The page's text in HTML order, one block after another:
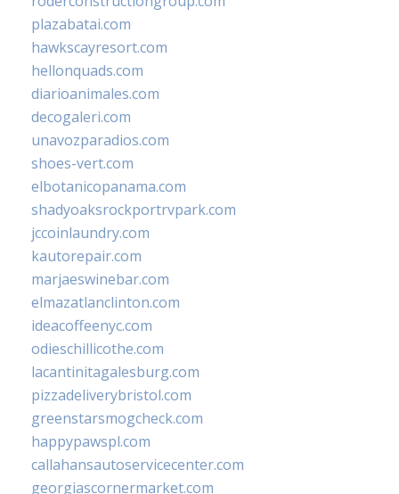
plazabatai.com
hawkscayresort.com
hellonquads.com
diarioanimales.com
decogaleri.com
unavozparadios.com
shoes-vert.com
elbotanicopanama.com
shadyoaksrockportrvpark.com
jccoinlaundry.com
kautorepair.com
marjaeswinebar.com
elmazatlanclinton.com
ideacoffeenyc.com
odieschillicothe.com
lacantinitagalesburg.com
pizzadeliverybristol.com
greenstarsmogcheck.com
happypawspl.com
callahansautoservicecenter.com
georgiascornermarket.com